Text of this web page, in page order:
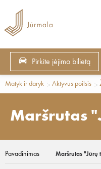
Pirkite įėjimo bilietą
Matyk ir daryk Aktyvus poilsis
Maršrutas
Pavadinimas Maršrutas "Jūrų